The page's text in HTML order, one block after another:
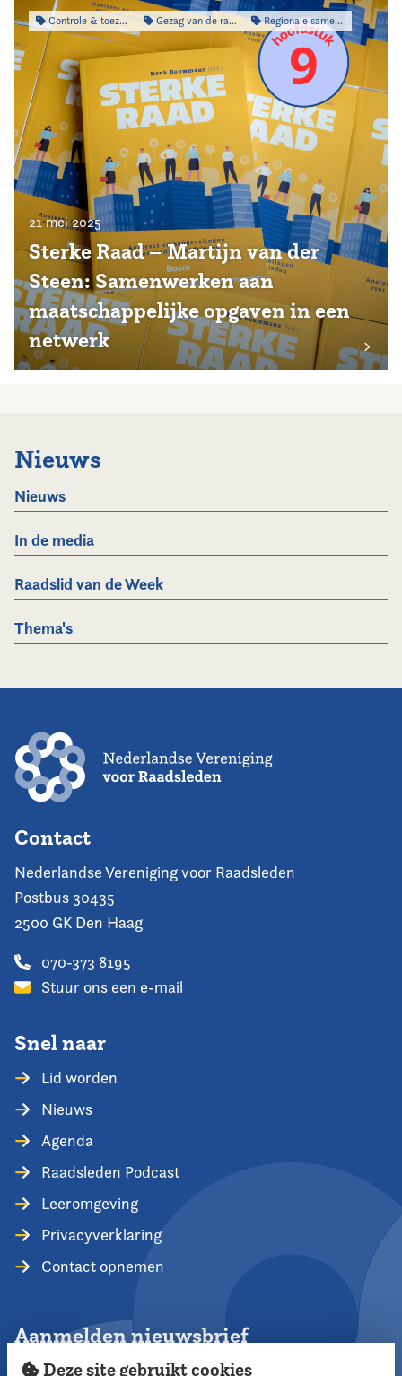
Controle & toezicht Gezag van de raad Regionale samenwerking
21 mei 2025
Sterke Raad – Martijn van der
Steen: Samenwerken aan
maatschappelijke opgaven in een
netwerk
Nieuws
Nieuws
In de media
Raadslid van de Week
Thema's
Contact
Nederlandse Vereniging voor Raadsleden
Postbus 30435
2500 GK Den Haag
070-373 8195
Stuur ons een e-mail
Snel naar
Lid worden
Nieuws
Agenda
Raadsleden Podcast
Leeromgeving
Privacyverklaring
Contact opnemen
Aanmelden nieuwsbrief
Deze site gebruikt cookies